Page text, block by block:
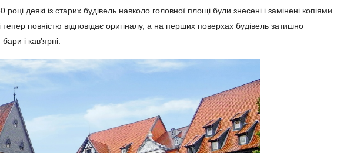
деякі із старих будівель навколо головної площі були знесені і замінені копіями
повністю відповідає оригіналу, а на перших поверхах будівель затишно
і кав'ярні.